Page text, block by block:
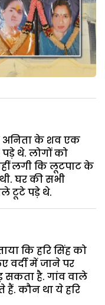
के शव एक
थे. लोगों को
लगी कि लूटपाट के
घर की सभी
टूटे पड़े थे.
कि हरि सिंह को
में जाने पर
सकता है. गांव वाले
कौन था ये हरि